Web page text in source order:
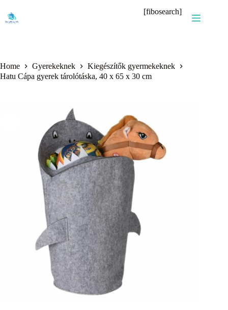
content
[fibosearch]
Home Gyerekeknek
Kiegészítők gyermekeknek
Hatu Cápa gyerek tárolótáska, 40 x 65 x 30 cm